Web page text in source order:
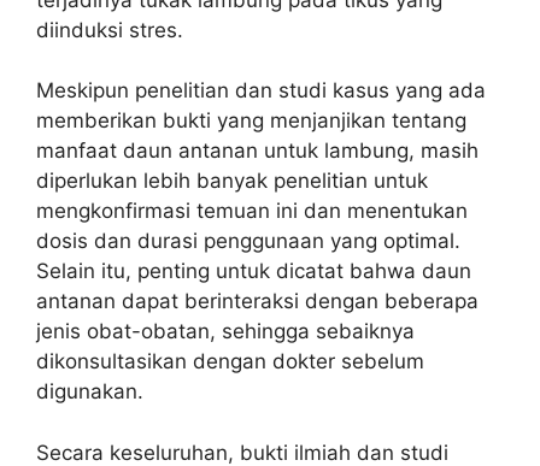
diinduksi stres.
Meskipun penelitian dan studi kasus yang ada
memberikan bukti yang menjanjikan tentang
manfaat daun antanan untuk lambung, masih
diperlukan lebih banyak penelitian untuk
mengkonfirmasi temuan ini dan menentukan
dosis dan durasi penggunaan yang optimal.
Selain itu, penting untuk dicatat bahwa daun
antanan dapat berinteraksi dengan beberapa
jenis obat-obatan, sehingga sebaiknya
dikonsultasikan dengan dokter sebelum
digunakan.
Secara keseluruhan, bukti ilmiah dan studi